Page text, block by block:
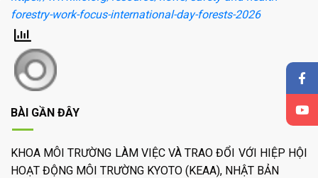
forestry-work-focus-international-day-forests-2026
BÀI GẦN ĐÂY
KHOA MÔI TRƯỜNG LÀM VIỆC VÀ TRAO ĐỔI VỚI HIỆP HỘI
HOẠT ĐỘNG MÔI TRƯỜNG KYOTO (KEAA), NHẬT BẢN